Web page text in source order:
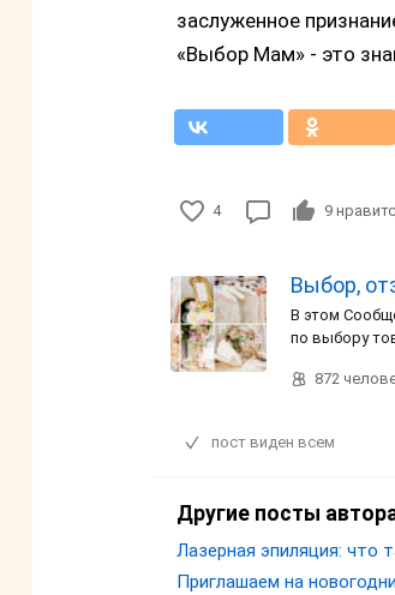
заслуженное
«Выбор Мам» - это
4 9
Выбор,
В этом
по выбору
872
пост виден всем
Другие посты
Лазерная эпиляция: что
Приглашаем на